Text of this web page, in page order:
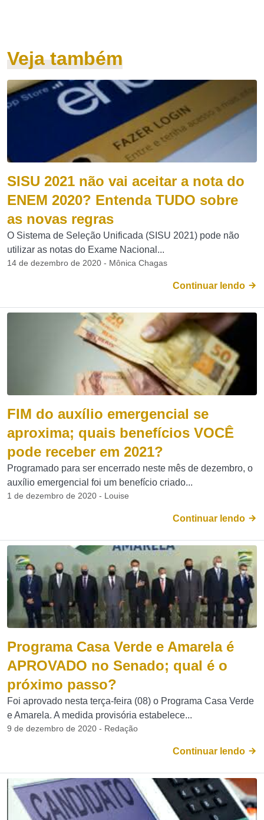
Veja também
SISU 2021 não vai aceitar a nota do
ENEM 2020? Entenda TUDO sobre
as novas regras
O Sistema de Seleção Unificada (SISU 2021) pode não
utilizar as notas do Exame Nacional...
14 de dezembro de 2020 - Mônica Chagas
Continuar lendo
FIM do auxílio emergencial se
aproxima; quais benefícios VOCÊ
pode receber em 2021?
Programado para ser encerrado neste mês de dezembro, o
auxílio emergencial foi um benefício criado...
1 de dezembro de 2020 - Louise
Continuar lendo
Programa Casa Verde e Amarela é
APROVADO no Senado; qual é o
próximo passo?
Foi aprovado nesta terça-feira (08) o Programa Casa Verde
e Amarela. A medida provisória estabelece...
9 de dezembro de 2020 - Redação
Continuar lendo